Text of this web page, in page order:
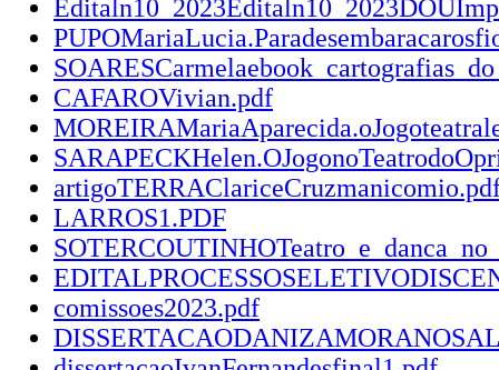
CAFAROVivian.pdf
LARROS1.PDF
comissoes2023.pdf